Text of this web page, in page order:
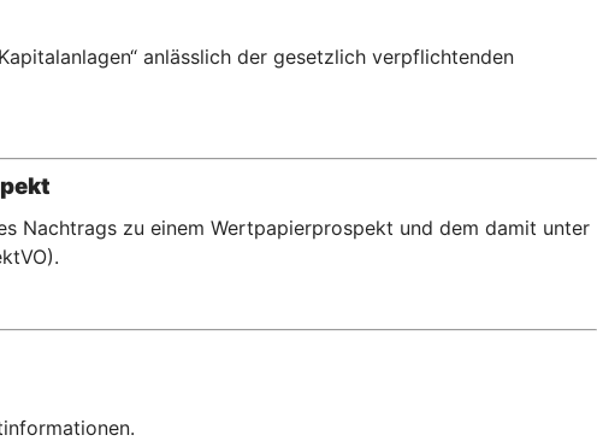
anlässlich der gesetzlich verpflichtenden
Nachtrags zu einem Wertpapierprospekt und dem damit unter